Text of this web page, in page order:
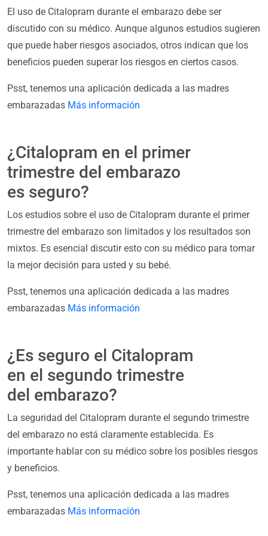
El uso de Citalopram durante el embarazo debe ser
discutido con su médico. Aunque algunos estudios sugieren
que puede haber riesgos asociados, otros indican que los
beneficios pueden superar los riesgos en ciertos casos.
Psst, tenemos una aplicación dedicada a las madres
embarazadas Más información
¿Citalopram en el primer
trimestre del embarazo
es seguro?
Los estudios sobre el uso de Citalopram durante el primer
trimestre del embarazo son limitados y los resultados son
mixtos. Es esencial discutir esto con su médico para tomar
la mejor decisión para usted y su bebé.
Psst, tenemos una aplicación dedicada a las madres
embarazadas Más información
¿Es seguro el Citalopram
en el segundo trimestre
del embarazo?
La seguridad del Citalopram durante el segundo trimestre
del embarazo no está claramente establecida. Es
importante hablar con su médico sobre los posibles riesgos
y beneficios.
Psst, tenemos una aplicación dedicada a las madres
embarazadas Más información